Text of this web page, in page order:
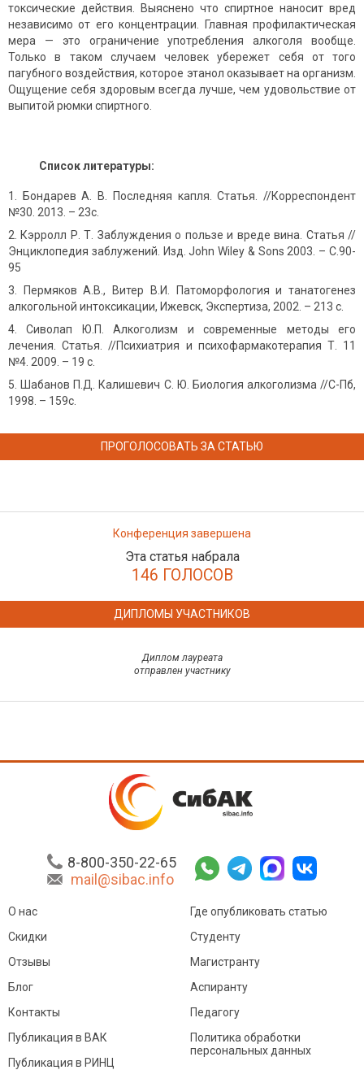
токсические действия. Выяснено что спиртное наносит вред
независимо от его концентрации. Главная профилактическая
мера — это ограничение употребления алкоголя вообще.
Только в таком случаем человек убережет себя от того
пагубного воздействия, которое этанол оказывает на организм.
Ощущение себя здоровым всегда лучше, чем удовольствие от
выпитой рюмки спиртного.
Список литературы:
Бондарев А. В. Последняя капля. Статья. //Корреспондент
№30. 2013. – 23c.
Кэрролл Р. Т. Заблуждения о пользе и вреде вина. Статья //
Энциклопедия заблужений. Изд. John Wiley & Sons 2003. – С.90-
95
Пермяков А.В., Витер В.И. Патоморфология и танатогенез
алкогольной интоксикации, Ижевск, Экспертиза, 2002. – 213 с.
Сиволап Ю.П. Алкоголизм и современные методы его
лечения. Статья. //Психиатрия и психофармакотерапия Т. 11
№4. 2009. – 19 с.
Шабанов П.Д. Калишевич С. Ю. Биология алкоголизма //С-Пб,
1998. – 159с.
ПРОГОЛОСОВАТЬ ЗА СТАТЬЮ
Конференция завершена
Эта статья набрала
146 ГОЛОСОВ
ДИПЛОМЫ УЧАСТНИКОВ
Диплом лауреата
отправлен участнику
8-800-350-22-65
mail@sibac.info
О нас
Скидки
Отзывы
Блог
Контакты
Где опубликовать статью
Студенту
Магистранту
Аспиранту
Педагогу
Публикация в ВАК
Публикация в РИНЦ
Политика обработки
персональных данных